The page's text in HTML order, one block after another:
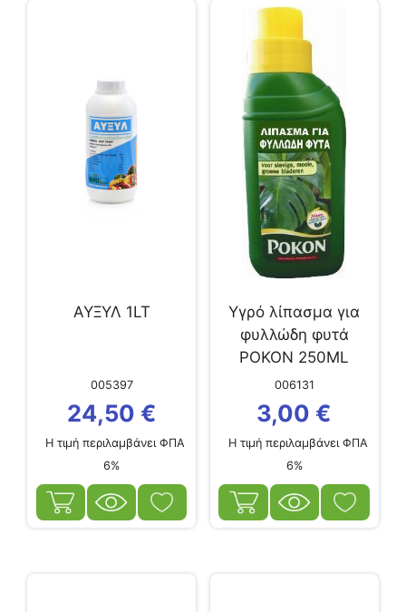
ΑΥΞΥΛ 1LT
005397
24,50 €
Η τιμή περιλαμβάνει ΦΠΑ
6%
Υγρό λίπασμα για
φυλλώδη φυτά
POKON 250ML
006131
3,00 €
Η τιμή περιλαμβάνει ΦΠΑ
6%